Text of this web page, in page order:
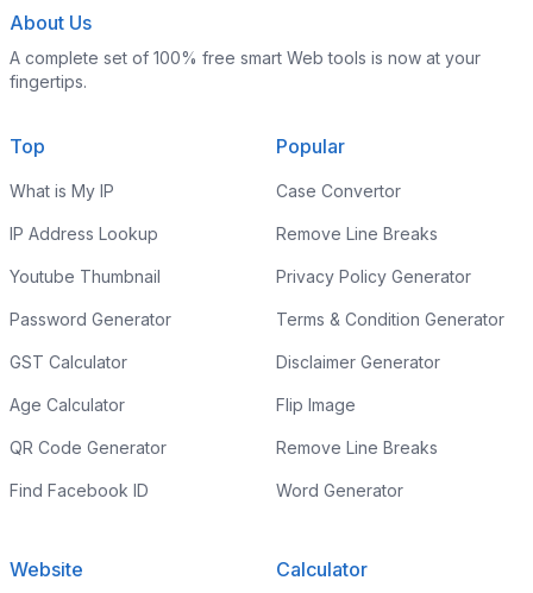
About Us
A complete set of 100% free smart Web tools is now at your
fingertips.
Top
What is My IP
IP Address Lookup
Youtube Thumbnail
Password Generator
GST Calculator
Age Calculator
QR Code Generator
Find Facebook ID
Popular
Case Convertor
Remove Line Breaks
Privacy Policy Generator
Terms & Condition Generator
Disclaimer Generator
Flip Image
Remove Line Breaks
Word Generator
Website Calculator